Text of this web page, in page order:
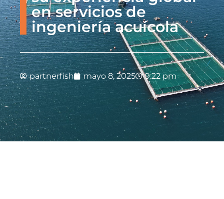
en servicios de
ingeniería acuícola
partnerfish mayo 8, 2025 9:22 pm